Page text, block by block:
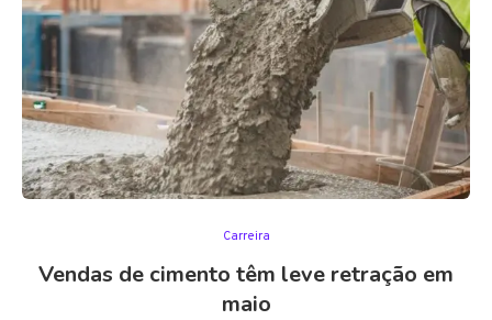
Carreira
Vendas de cimento têm leve retração em
maio